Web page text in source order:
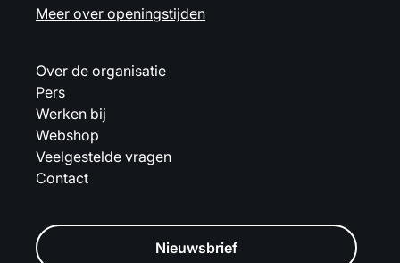
Meer over openingstijden
Over de organisatie
Pers
Werken bij
Webshop
Veelgestelde vragen
Contact
Nieuwsbrief